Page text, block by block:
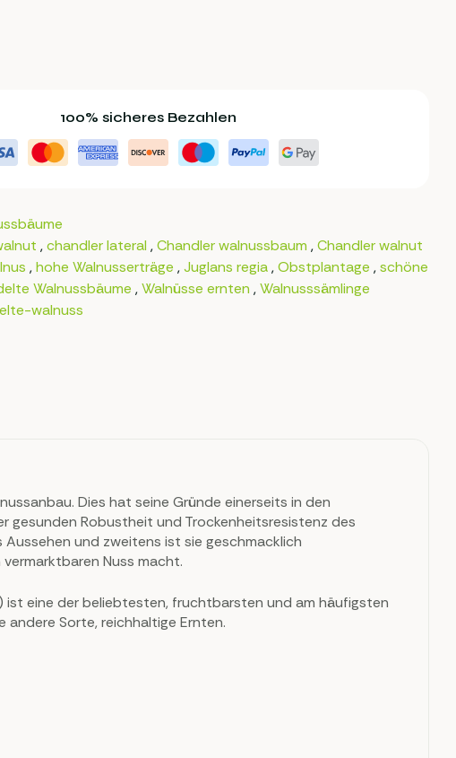
100% sicheres Bezahlen
,chandler lateral ,Chandler walnussbaum ,Chandler walnut
,hohe Walnusserträge ,Juglans regia,Obstplantage ,schöne
Walnussbäume ,Walnüsse ernten ,Walnusssämlinge
walnuss
Dies hat seine Gründe einerseits in den
gesunden Robustheit und Trockenheitsresistenz des
und zweitens ist sie geschmacklich
Nuss macht.
ist eine der beliebtesten, fruchtbarsten und am häufigsten
Sorte, reichhaltige Ernten.